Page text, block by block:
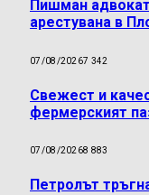
Пишман
арестувана в
07/08/20267 342
Свежест и
фермерският
07/08/20268 883
Петролът